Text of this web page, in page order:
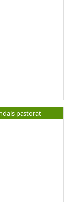
pastorat